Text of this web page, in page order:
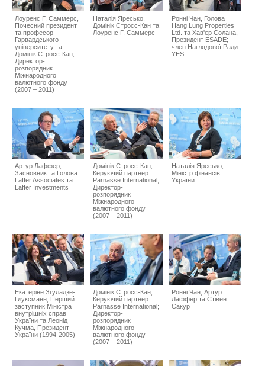
Лоуренс Г. Саммерс,
Почесний президент
та професор
Гарвардського
університету та
Домінік Стросс-Кан,
Директор-
розпорядник
Міжнародного
валютного фонду
(2007 – 2011)
Наталія Яресько,
Домінік Стросс-Кан та
Лоуренс Г. Саммерс
Ронні Чан, Голова
Hang Lung Properties
Ltd. та Хав'єр Солана,
Президент ESADE;
член Наглядової Ради
YES
Артур Лаффер,
Засновник та Голова
Laffer Associates та
Laffer Investments
Домінік Стросс-Кан,
Керуючий партнер
Parnasse International;
Директор-
розпорядник
Міжнародного
валютного фонду
(2007 – 2011)
Наталія Яресько,
Міністр фінансів
України
Екатеріне Згуладзе-
Глуксманн, Перший
заступник Міністра
внутрішніх справ
України та Леонід
Кучма, Президент
України (1994-2005)
Домінік Стросс-Кан,
Керуючий партнер
Parnasse International;
Директор-
розпорядник
Міжнародного
валютного фонду
(2007 – 2011)
Ронні Чан, Артур
Лаффер та Стівен
Сакур